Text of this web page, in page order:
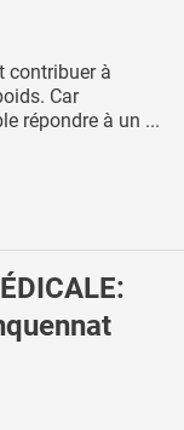
contribuer à
Car
répondre à un ...